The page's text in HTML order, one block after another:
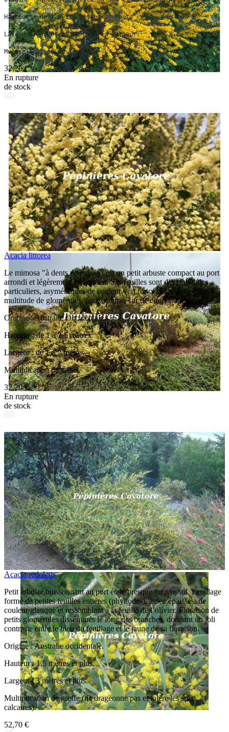
Hauteur : de 1 à 1,5 mètres de haut.
Largeur : 3 mètres et plus en largeur.
Multiplication de semis.
32,20 €
En rupture
de stock
Acacia littorea
Le mimosa "à dents de requin" est un petit arbuste compact au port
arrondi et légèrement retombant. Ses feuilles sont des phyllodes
particuliers, asymétriques de couleur vert foncé. Floraison d'une
multitude de glomérules, jaune crème, sur de courts racèmes.
Origine : Australie Occidentale.
Hauteur : de 1 à 2,5 mètres.
Largeur : de 1 à 2 mètres.
Multiplication de semis.
32,20 €
En rupture
de stock
Acacia redolens
Petit arbuste buissonnant au port étalé presque couvre sol. Feuillage
formé de petites feuilles entières (phyllodes), assez épaisses, de
couleur glauque et ressemblant à la feuille de l’olivier. Floraison de
petits glomérules disséminés le long des branches, donnant un joli
contraste entre le bleu du feuillage et le jaune de sa floraison.
Origine : Australie occidentale.
Hauteur : 1,5 mètres et plus.
Largeur : 3 mètres et plus.
Multiplication de greffe (ne drageonne pas et tolère les sols
calcaires).
52,70 €